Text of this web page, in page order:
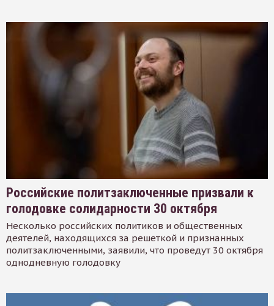
Российские политзаключенные призвали к
голодовке солидарности 30 октября
Несколько российских политиков и общественных
деятелей, находящихся за решеткой и признанных
политзаключенными, заявили, что проведут 30 октября
однодневную голодовку